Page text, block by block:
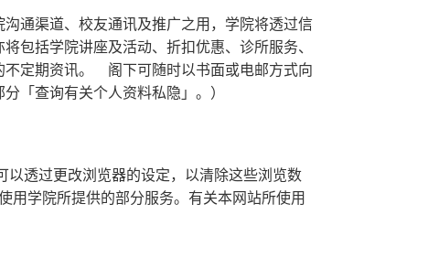
通渠道、校友通讯及推广之用，学院将透过信
包括学院讲座及活动、折扣优惠、诊所服务、
不定期资讯。 阁下可随时以书面或电邮方式向
「查询有关个人资料私隐」。）
透过更改浏览器的设定，以清除这些浏览数
学院所提供的部分服务。有关本网站所使用